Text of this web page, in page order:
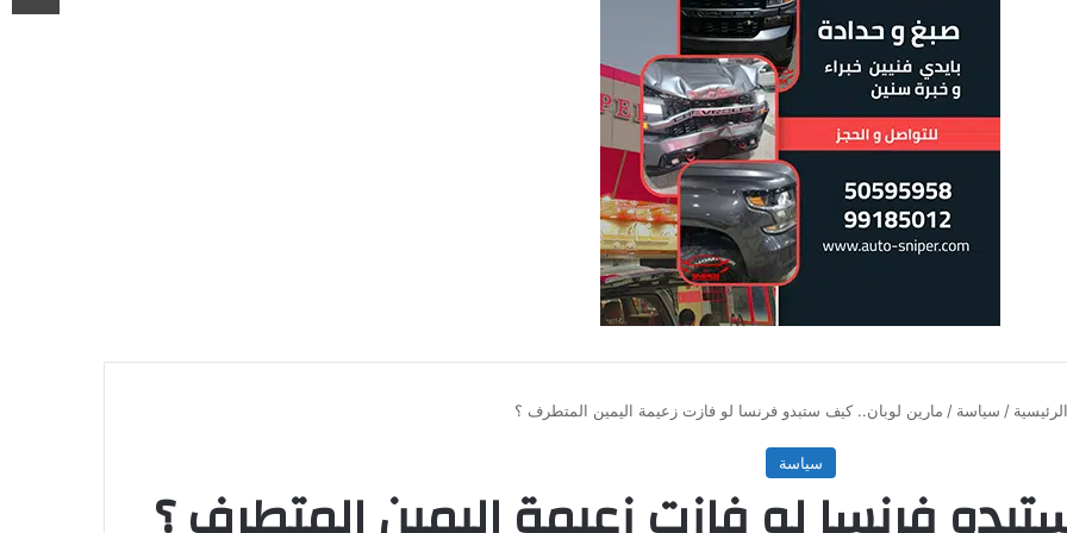
الرئيسية / سياسة / مارين لوبان.. كيف ستبدو فرنسا لو فازت زعيمة اليمين المتطرف ؟
سياسة